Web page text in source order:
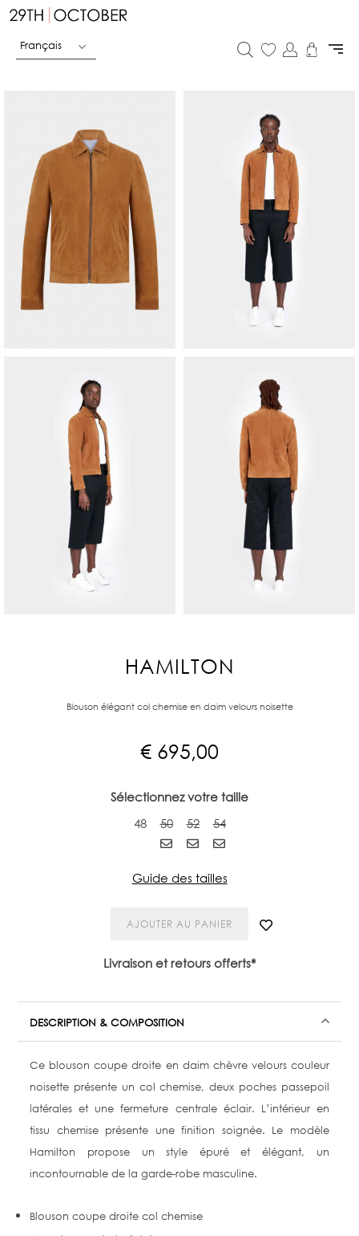
Français
HAMILTON
Blouson élégant col chemise en daim velours noisette
€ 695,00
Sélectionnez votre taille
48
50 52 54
Guide des tailles
AJOUTER AU PANIER
Livraison et retours offerts*
DESCRIPTION & COMPOSITION
Ce blouson coupe droite en daim chèvre velours couleur
noisette présente un col chemise, deux poches passepoil
latérales et une fermeture centrale éclair. L’intérieur en
tissu chemise présente une finition soignée. Le modèle
Hamilton propose un style épuré et élégant, un
incontournable de la garde-robe masculine.
Blouson coupe droite col chemise